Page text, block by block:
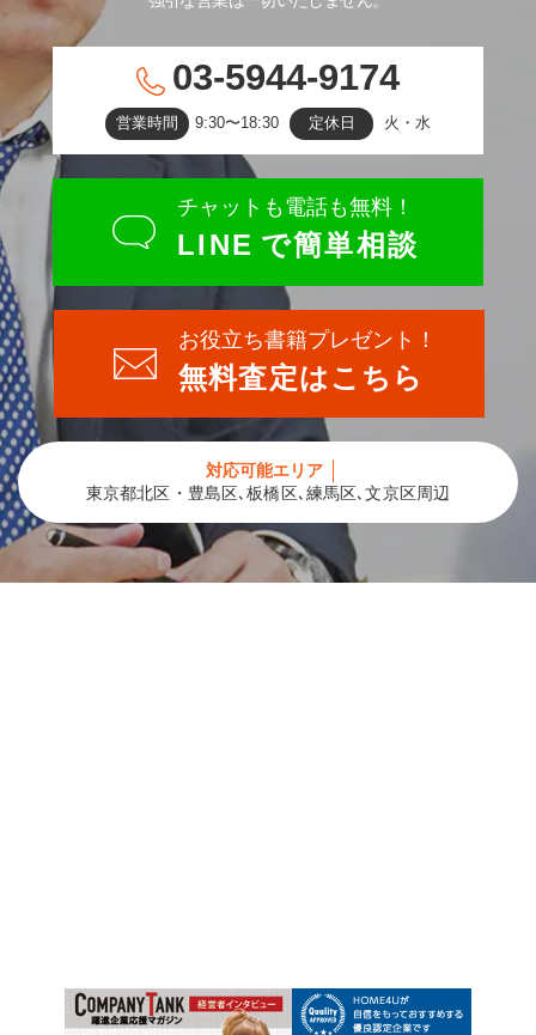
03-5944-9174
営業時間 9:30〜18:30 定休日 火・水
チャットも電話も無料！
LINE で簡単相談
お役立ち書籍プレゼント！
無料査定はこちら
対応可能エリア
東京都北区・豊島区､板橋区､練馬区､文京区周辺